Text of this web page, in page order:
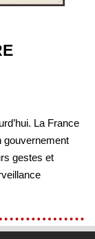
La France
gouvernement
gestes et